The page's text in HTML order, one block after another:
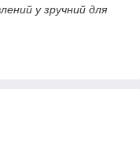
у зручний для